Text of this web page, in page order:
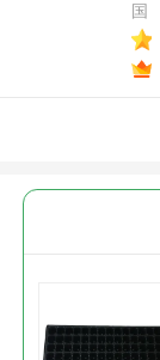
国